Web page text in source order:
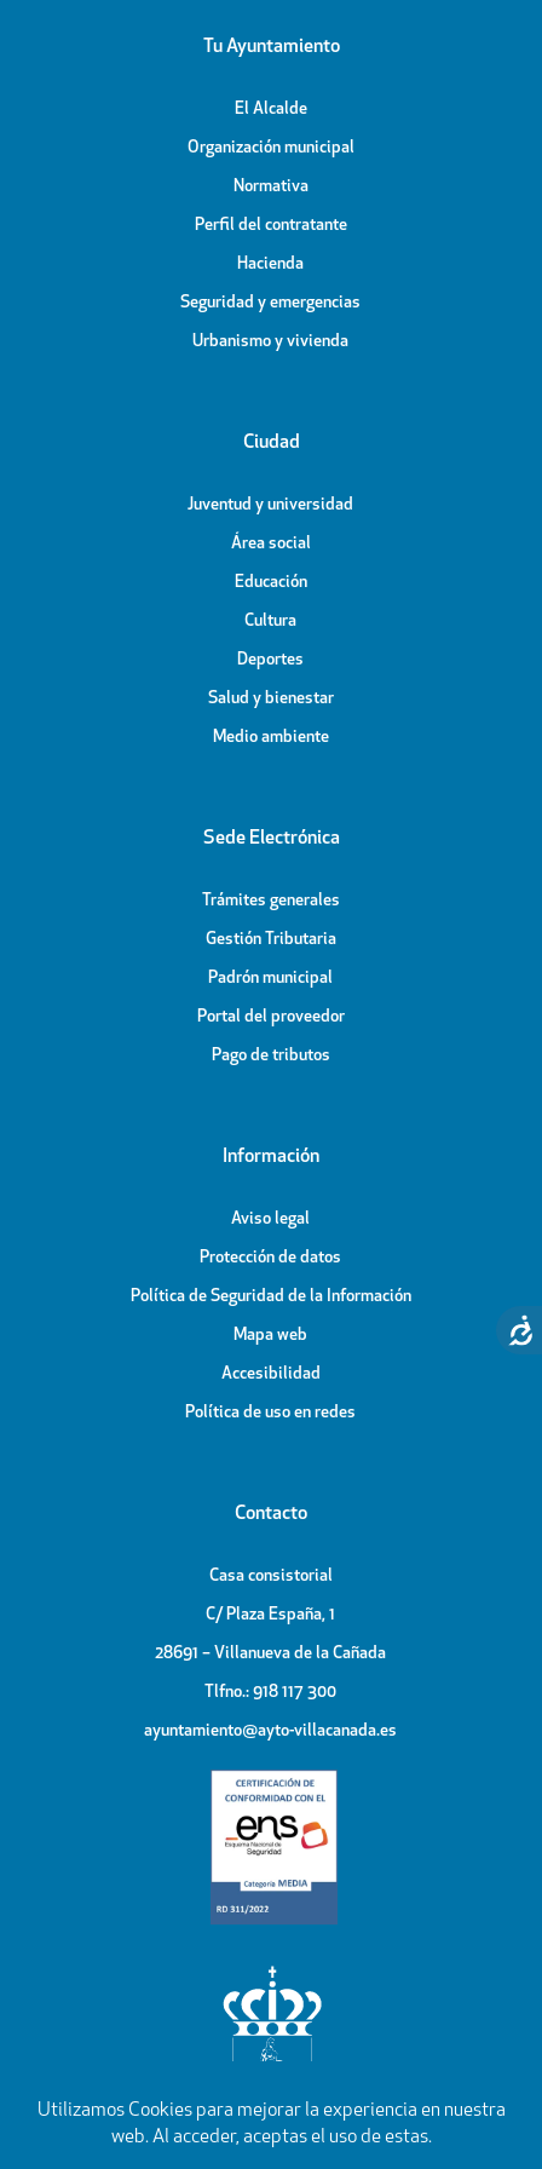
Tu Ayuntamiento
El Alcalde
Organización municipal
Normativa
Perfil del contratante
Hacienda
Seguridad y emergencias
Urbanismo y vivienda
Ciudad
Juventud y universidad
Área social
Educación
Cultura
Deportes
Salud y bienestar
Medio ambiente
Sede Electrónica
Trámites generales
Gestión Tributaria
Padrón municipal
Portal del proveedor
Pago de tributos
Información
Aviso legal
Protección de datos
Política de Seguridad de la Información
Mapa web
Accesibilidad
Política de uso en redes
Contacto
Casa consistorial
C/ Plaza España, 1
28691 – Villanueva de la Cañada
Tlfno.: 918 117 300
ayuntamiento@ayto-villacanada.es